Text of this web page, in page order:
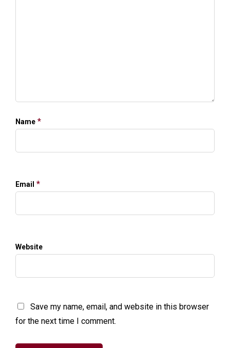
Name *
Email *
Website
Save my name, email, and website in this browser
for the next time I comment.